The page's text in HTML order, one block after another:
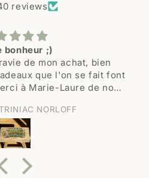
reviews
bonheur ;)
de mon achat, bien
que l'on se fait font
à Marie-Laure de nous
NORLOFF